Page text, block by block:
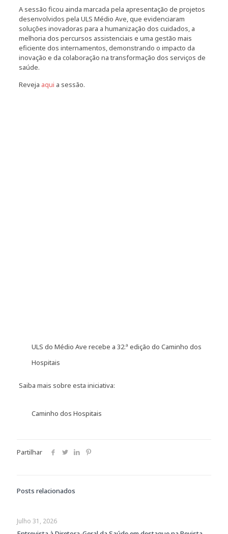
A sessão ficou ainda marcada pela apresentação de projetos
desenvolvidos pela ULS Médio Ave, que evidenciaram
soluções inovadoras para a humanização dos cuidados, a
melhoria dos percursos assistenciais e uma gestão mais
eficiente dos internamentos, demonstrando o impacto da
inovação e da colaboração na transformação dos serviços de
saúde.
Reveja aqui a sessão.
ULS do Médio Ave recebe a 32.ª edição do Caminho dos
Hospitais
Saiba mais sobre esta iniciativa:
Caminho dos Hospitais
Partilhar
Posts relacionados
Julho 31, 2026